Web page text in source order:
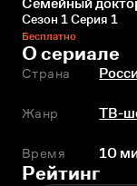
Семейный
Сезон 1 Серия 1
Бесплатно
О сериале
Страна
Жанр ТВ-
Время 10
Рейтинг